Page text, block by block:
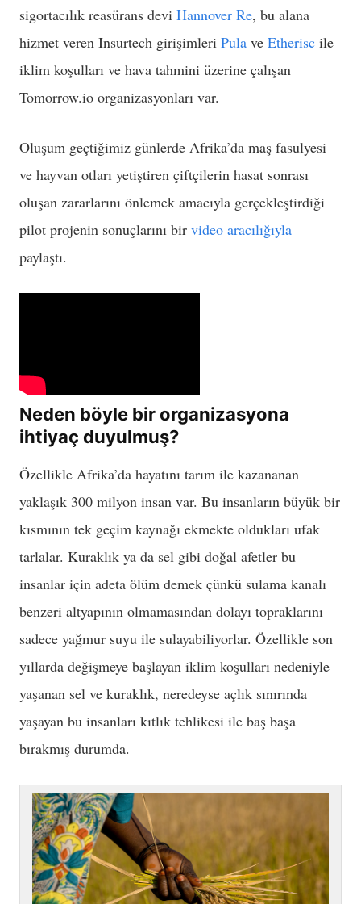
sigortacılık reasürans devi Hannover Re, bu alana
hizmet veren Insurtech girişimleri Pula ve Etherisc ile
iklim koşulları ve hava tahmini üzerine çalışan
Tomorrow.io organizasyonları var.
Oluşum geçtiğimiz günlerde Afrika’da maş fasulyesi
ve hayvan otları yetiştiren çiftçilerin hasat sonrası
oluşan zararlarını önlemek amacıyla gerçekleştirdiği
pilot projenin sonuçlarını bir video aracılığıyla
paylaştı.
Neden böyle bir organizasyona
ihtiyaç duyulmuş?
Özellikle Afrika’da hayatını tarım ile kazananan
yaklaşık 300 milyon insan var. Bu insanların büyük bir
kısmının tek geçim kaynağı ekmekte oldukları ufak
tarlalar. Kuraklık ya da sel gibi doğal afetler bu
insanlar için adeta ölüm demek çünkü sulama kanalı
benzeri altyapının olmamasından dolayı topraklarını
sadece yağmur suyu ile sulayabiliyorlar. Özellikle son
yıllarda değişmeye başlayan iklim koşulları nedeniyle
yaşanan sel ve kuraklık, neredeyse açlık sınırında
yaşayan bu insanları kıtlık tehlikesi ile baş başa
bırakmış durumda.